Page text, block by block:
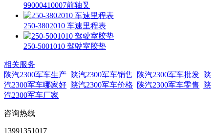
99000410007前轴叉
250-3802010 车速里程表
250-5001010 驾驶室胶垫
相关服务
陕汽2300军车生产 陕汽2300军车销售 陕汽2300军车批发 陕
汽2300军车哪家好 陕汽2300军车价格 陕汽2300军车零售
陕
汽2300军车厂家
咨询热线
13991351017